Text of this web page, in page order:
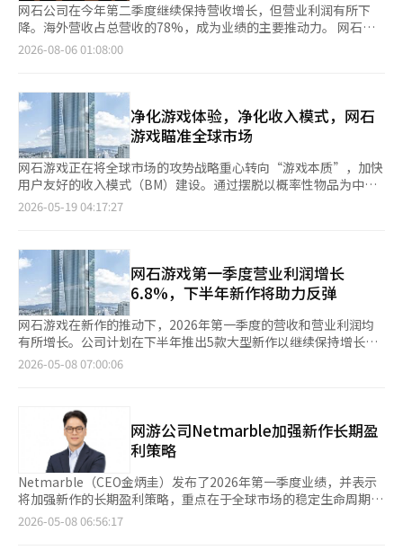
网石公司在今年第二季度继续保持营收增长，但营业利润有所下
降。海外营收占总营收的78%，成为业绩的主要推动力。 网石公
司于5日公布，按照合并基准，2026年第二季度营收为7492亿韩
78%。与上一季度相比增长13.4%，与去年同期相比增长22.6%，
继续保持增长势头。公司表示，《七大罪：起源》的更新和6月推
出的新作《索尔：魔法》的初期热销推动了海外营收的扩大。 按
地区划分，北美的营收占比最高，为39%；其次是韩国22%、欧
洲13%、东南亚10%、日本9%及其他地区7%。 按游戏类型划
分，角色扮演游戏（RPG）占比42%，休闲游戏35%，大型多人
在线角色扮演游戏（MMORPG）17%，其他类型6%，保持了多样
化的产品组合。 网石公司计划在下半年继续推出新作，以保持增
线：七大最强种族》和《项目伊吉斯》三款新作。 网石公司代表
金炳圭表示：“我们正在通过多样化的平台扩大服务，增强业务竞
争力。”他还表示：“下半年将通过提升在线服务的质量来提高业
绩的稳定性，并通过差异化的新作继续保持增长动力。”※ 本报
道经人工智能（AI）系统翻译与编辑。
2026-08-06 01:08:00
净化游戏体验，净化收入模式，网石
游戏瞄准全球市场
网石游戏正在将全球市场的攻势战略重心转向“游戏本质”，加快
用户友好的收入模式（BM）建设。通过摆脱以概率性物品为中心
的结构，强调游戏体验和内容的完整性，全球用户的反馈逐渐改
响力。特别是降低了付费负担，增强了探索、成长和动作等游戏本
质乐趣的收入模式结构被认为是主要变化。 今年3月推出的网石游
戏开放世界动作RPG《七大罪：起源》在发布后立即在
PlayStation商店的免费游戏类别中，成为美国、加拿大及欧洲、
亚洲主要地区的排行榜第一，取得了成功。 网石游戏在发布前大
胆去除了核心收入模式要素“武器抽取系统”，并设计了主要武器
可以通过开放世界探索过程中获得的材料进行制作，强化了探索和
游戏本身的奖励价值。 这种变化也影响了全球用户的反应。发布
极”。在移动双大应用市场中也保持了4分以上的评分，获得了稳
定的用户反馈。 最近，全球游戏市场对过度的概率性物品和高付
费结构的用户疲劳感迅速增加。尤其是Steam和主机用户对以付费
诱导为主的结构反应敏感。因此，全球游戏公司正在扩大以季票和
装饰性物品为中心的收入模式，以及基于游戏玩法的成长结构。
网石游戏也在顺应这一趋势，重新设计了整体游戏结构。上个月推
出的3D亚文化动作RPG《蒙奇：STAR DIVE》同样朝着增强用户
可接触性的方向设计。通过相对较高的抽取概率和以通行证为中心
2026-05-19 04:17:27
网石游戏第一季度营业利润增长
6.8%，下半年新作将助力反弹
网石游戏在新作的推动下，2026年第一季度的营收和营业利润均
有所增长。公司计划在下半年推出5款大型新作以继续保持增长势
头。 网石于7日公布，2026年第一季度的合并营收为6517亿韩
作的推出，尽管这两款游戏在3月底发布，导致其对营收的贡献有
网石预计新作的销售将在第二季度开始显著反映，从而推动营收增
占总营收的79%。其中北美市场占比最高，为41%，韩国21%，
欧洲13%，东南亚12%，日本7%，其他地区6%。 在成本方面，
新作发布带来了影响，第一季度的市场营销费用为1682亿韩元，
同比增加47.3%。公司表示，在《石器时代养成》和《七大罪：起
2026-05-08 07:00:06
网游公司Netmarble加强新作长期盈
利策略
Netmarble（CEO金炳圭）发布了2026年第一季度业绩，并表示
将加强新作的长期盈利策略，重点在于全球市场的稳定生命周期
（PLC），而非短期收入最大化。 Netmarble在2026年第一季度
2026-05-08 06:56:17